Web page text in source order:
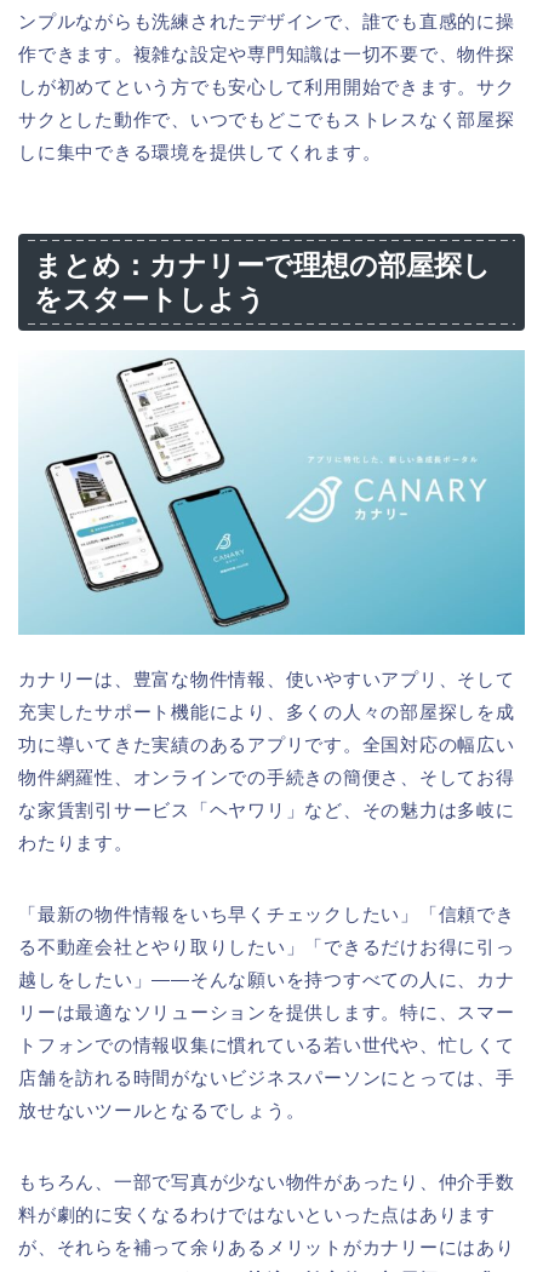
ンプルながらも洗練されたデザインで、誰でも直感的に操
作できます。複雑な設定や専門知識は一切不要で、物件探
しが初めてという方でも安心して利用開始できます。サク
サクとした動作で、いつでもどこでもストレスなく部屋探
しに集中できる環境を提供してくれます。
まとめ：カナリーで理想の部屋探し
をスタートしよう
カナリーは、豊富な物件情報、使いやすいアプリ、そして
充実したサポート機能により、多くの人々の部屋探しを成
功に導いてきた実績のあるアプリです。全国対応の幅広い
物件網羅性、オンラインでの手続きの簡便さ、そしてお得
な家賃割引サービス「ヘヤワリ」など、その魅力は多岐に
わたります。
「最新の物件情報をいち早くチェックしたい」「信頼でき
る不動産会社とやり取りしたい」「できるだけお得に引っ
越しをしたい」――そんな願いを持つすべての人に、カナ
リーは最適なソリューションを提供します。特に、スマー
トフォンでの情報収集に慣れている若い世代や、忙しくて
店舗を訪れる時間がないビジネスパーソンにとっては、手
放せないツールとなるでしょう。
もちろん、一部で写真が少ない物件があったり、仲介手数
料が劇的に安くなるわけではないといった点はあります
が、それらを補って余りあるメリットがカナリーにはあり